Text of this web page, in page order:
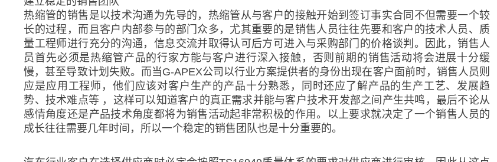
热缩管的销售是以技术沟通为先导的，热缩管从与客户的接触开始到签订事实合同不但需要一个较
长的过程，而且客户内部参与的部门众多，尤其重要的是销售人员往往先要和客户的技术人员、质
量工程师进行充分的沟通，信息交流并取得认可后方可进入与采购部门的价格谈判。因此，销售人
员首先必须是热缩管产品的行家方能与客户进行深入接触，否则前期的销售活动将会进展十分缓
慢，甚至导致计划失败。而当G-APEX公司以行业方案提供者的身份出现在客户面前时，销售人员则
应是应用工程师，他们应该对客户生产的产品十分熟悉，同时还应了解产品的生产工艺、发展趋
势、技术难点等 ，这样可以知道客户的真正需求并能与客户技术开发部之间产生共鸣，最后不论从
感情角度还是产品技术角度都将为销售活动起非常积极的作用。以上要求就决定了一个销售人员的
成长往往需要几年时间，所以一个稳定的销售团队也是十分重要的。